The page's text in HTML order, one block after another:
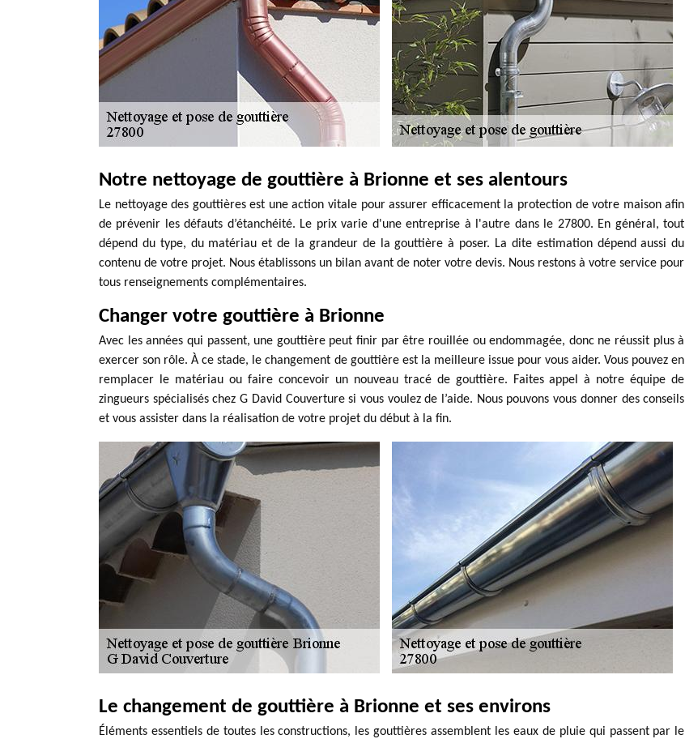
Notre nettoyage de gouttière à Brionne et ses alentours
Le nettoyage des gouttières est une action vitale pour assurer efficacement la protection de votre maison afin
de prévenir les défauts d’étanchéité. Le prix varie d'une entreprise à l'autre dans le 27800. En général, tout
dépend du type, du matériau et de la grandeur de la gouttière à poser. La dite estimation dépend aussi du
contenu de votre projet. Nous établissons un bilan avant de noter votre devis. Nous restons à votre service pour
tous renseignements complémentaires.
Changer votre gouttière à Brionne
Avec les années qui passent, une gouttière peut finir par être rouillée ou endommagée, donc ne réussit plus à
exercer son rôle. À ce stade, le changement de gouttière est la meilleure issue pour vous aider. Vous pouvez en
remplacer le matériau ou faire concevoir un nouveau tracé de gouttière. Faites appel à notre équipe de
zingueurs spécialisés chez G David Couverture si vous voulez de l’aide. Nous pouvons vous donner des conseils
et vous assister dans la réalisation de votre projet du début à la fin.
Le changement de gouttière à Brionne et ses environs
Éléments essentiels de toutes les constructions, les gouttières assemblent les eaux de pluie qui passent par le